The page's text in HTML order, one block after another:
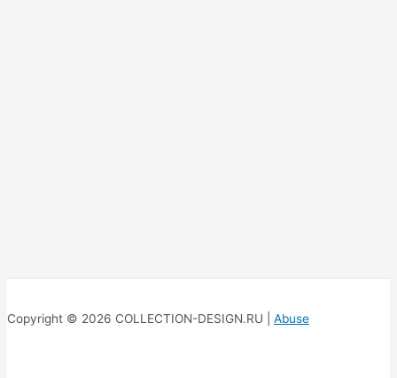
Copyright © 2026 COLLECTION-DESIGN.RU | Abuse